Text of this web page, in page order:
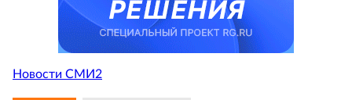
Новости СМИ2